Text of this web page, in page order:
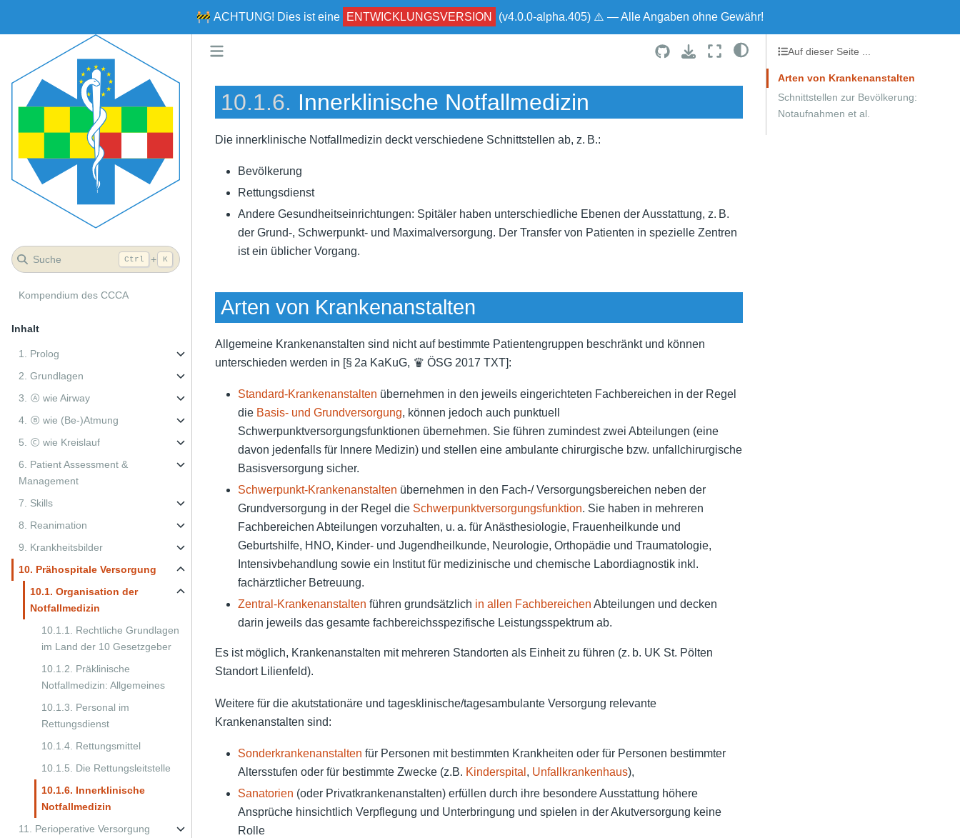
🚧 ACHTUNG! Dies ist eine ENTWICKLUNGSVERSION (v4.0.0-alpha.405) ⚠ — Alle Angaben ohne Gewähr!
Suche Ctrl + K
Kompendium des CCCA
Inhalt
1. Prolog
2. Grundlagen
3. Ⓐ wie Airway
4. Ⓑ wie (Be-)Atmung
5. Ⓒ wie Kreislauf
6. Patient Assessment &
Management
7. Skills
8. Reanimation
9. Krankheitsbilder
10. Prähospitale Versorgung
10.1. Organisation der
Notfallmedizin
10.1.1. Rechtliche Grundlagen
im Land der 10 Gesetzgeber
10.1.2. Präklinische
Notfallmedizin: Allgemeines
10.1.3. Personal im
Rettungsdienst
10.1.4. Rettungsmittel
10.1.5. Die Rettungsleitstelle
10.1.6. Innerklinische
Notfallmedizin
11. Perioperative Versorgung
10.1.6. Innerklinische Notfallmedizin
Die innerklinische Notfallmedizin deckt verschiedene Schnittstellen ab, z. B.:
Bevölkerung
Rettungsdienst
Andere Gesundheitseinrichtungen: Spitäler haben unterschiedliche Ebenen der Ausstattung, z. B.
der Grund-, Schwerpunkt- und Maximalversorgung. Der Transfer von Patienten in spezielle Zentren
ist ein üblicher Vorgang.
Arten von Krankenanstalten
Allgemeine Krankenanstalten sind nicht auf bestimmte Patientengruppen beschränkt und können
unterschieden werden in [§ 2a KaKuG, ♛ ÖSG 2017 TXT]:
Standard-Krankenanstalten übernehmen in den jeweils eingerichteten Fachbereichen in der Regel
die Basis- und Grundversorgung, können jedoch auch punktuell
Schwerpunktversorgungsfunktionen übernehmen. Sie führen zumindest zwei Abteilungen (eine
davon jedenfalls für Innere Medizin) und stellen eine ambulante chirurgische bzw. unfallchirurgische
Basisversorgung sicher.
Schwerpunkt-Krankenanstalten übernehmen in den Fach-/ Versorgungsbereichen neben der
Grundversorgung in der Regel die Schwerpunktversorgungsfunktion. Sie haben in mehreren
Fachbereichen Abteilungen vorzuhalten, u. a. für Anästhesiologie, Frauenheilkunde und
Geburtshilfe, HNO, Kinder- und Jugendheilkunde, Neurologie, Orthopädie und Traumatologie,
Intensivbehandlung sowie ein Institut für medizinische und chemische Labordiagnostik inkl.
fachärztlicher Betreuung.
Zentral-Krankenanstalten führen grundsätzlich in allen Fachbereichen Abteilungen und decken
darin jeweils das gesamte fachbereichsspezifische Leistungsspektrum ab.
Es ist möglich, Krankenanstalten mit mehreren Standorten als Einheit zu führen (z. b. UK St. Pölten
Standort Lilienfeld).
Weitere für die akutstationäre und tagesklinische/tagesambulante Versorgung relevante
Krankenanstalten sind:
Sonderkrankenanstalten für Personen mit bestimmten Krankheiten oder für Personen bestimmter
Altersstufen oder für bestimmte Zwecke (z.B. Kinderspital , Unfallkrankenhaus),
Sanatorien (oder Privatkrankenanstalten) erfüllen durch ihre besondere Ausstattung höhere
Ansprüche hinsichtlich Verpflegung und Unterbringung und spielen in der Akutversorgung keine
Rolle
Auf dieser Seite ...
Arten von Krankenanstalten
Schnittstellen zur Bevölkerung:
Notaufnahmen et al.